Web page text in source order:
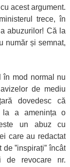
acest argument.
trece, în
abuzurilor! Că la
număr și semnat,
în mod normal nu
de mediu
dovedesc că
la a amenința o
un abuz cu
care au redactat
”inspirați” încât
de revocare nr.